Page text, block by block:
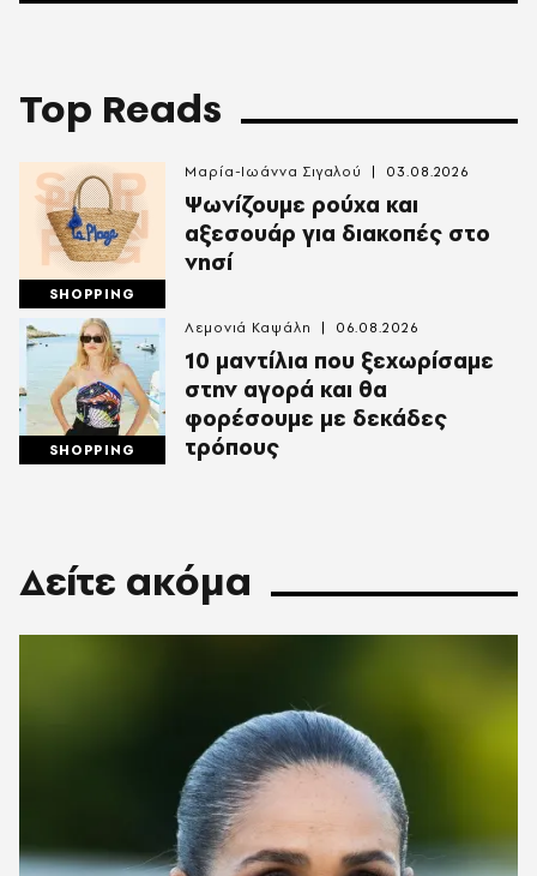
Top Reads
SHOPPING
Ψωνίζουμε ρούχα και
αξεσουάρ για διακοπές στο
νησί
Μαρία-Ιωάννα Σιγαλού 03.08.2026
SHOPPING
10 μαντίλια που ξεχωρίσαμε
στην αγορά και θα
φορέσουμε με δεκάδες
τρόπους
Λεμονιά Καψάλη 06.08.2026
Δείτε ακόμα